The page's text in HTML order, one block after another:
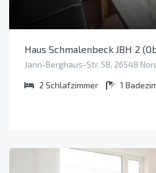
Haus Schmalenbeck JBH 2
Jann-Berghaus-Str. 58, 26548
2 Schlafzimmer 1